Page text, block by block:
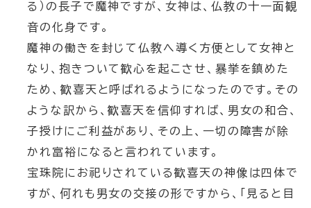
る）の長子で魔神ですが、女神は、仏教の十一面観
音の化身です。
魔神の働きを封じて仏教へ導く方便として女神と
なり、抱きついて歓心を起こさせ、暴挙を鎮めた
ため、歓喜天と呼ばれるようになったのです。その
ような訳から、歓喜天を信仰すれば、男女の和合、
子授けにご利益があり、その上、一切の障害が除
かれ富裕になると言われています。
宝珠院にお祀りされている歓喜天の神像は四体で
すが、何れも男女の交接の形ですから、「見ると目